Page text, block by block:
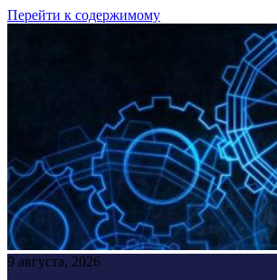
Перейти к содержимому
9 августа, 2026